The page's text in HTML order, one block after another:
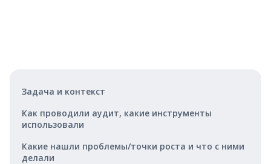
Задача и контекст
Как проводили аудит, какие инструменты
использовали
Какие нашли проблемы/точки роста и что с ними
делали